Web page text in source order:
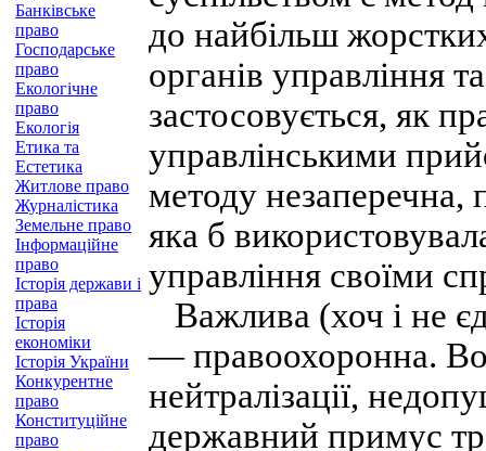
Банківське
право
Господарське
право
Екологічне
право
Екологія
Етика та
Естетика
Житлове право
Журналістика
Земельне право
Інформаційне
право
Історія держави і
права
Історія
економіки
Історія України
Конкурентне
право
Конституційне
право
до найбільш
органів управління
застосовується, як
управлінськими
методу незаперечна,
яка б
управління своїми
Важлива (хоч і не
— правоохоронна.
нейтралізації,
державний примус